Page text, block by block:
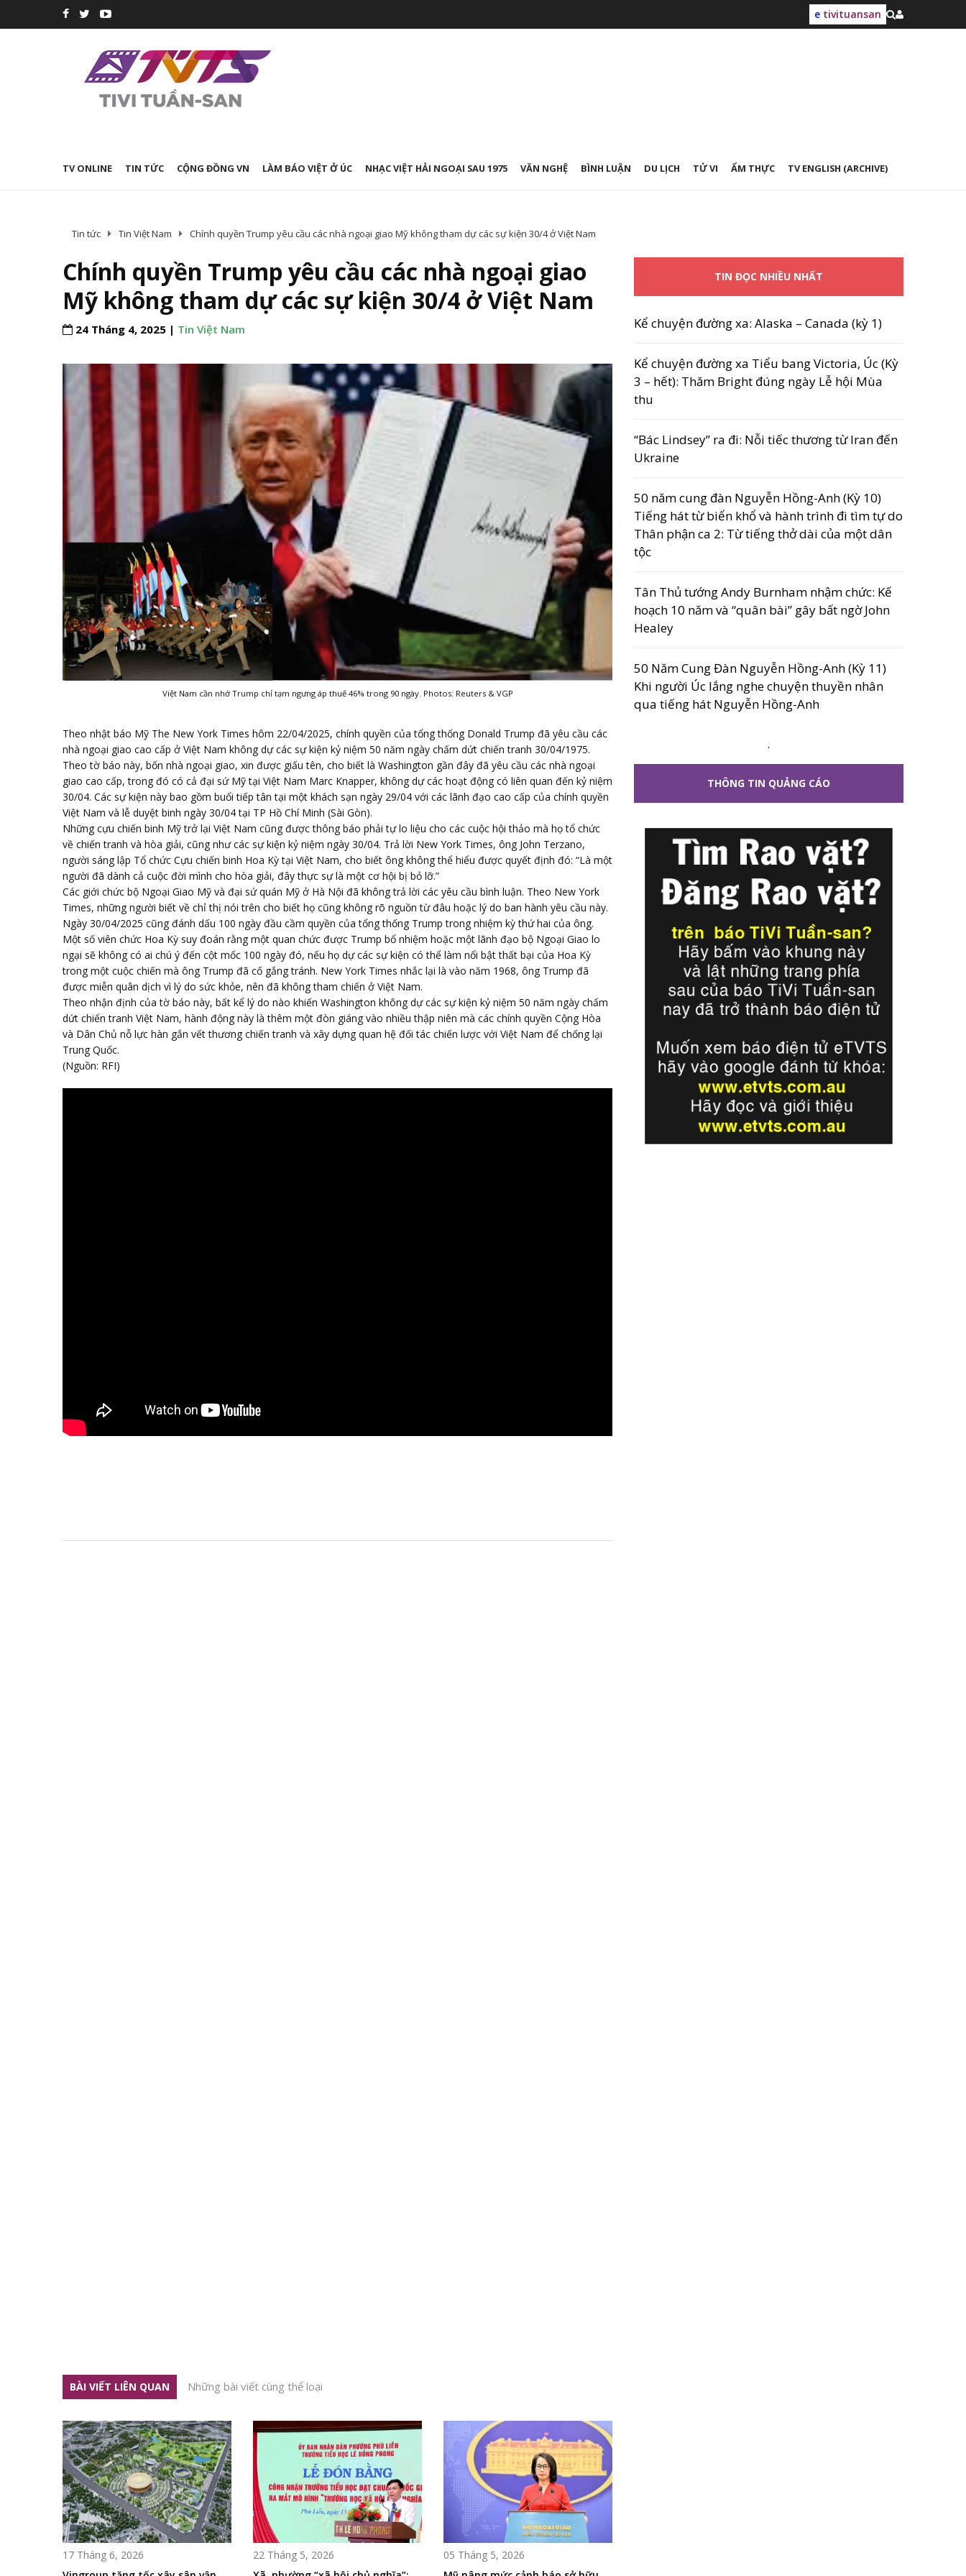
e tivituansan
TV ONLINE TIN TỨC CỘNG ĐỒNG VN LÀM BÁO VIỆT Ở ÚC NHẠC VIỆT HẢI NGOẠI SAU 1975 VĂN NGHỆ BÌNH LUẬN DU LỊCH TỬ VI ẨM THỰC TV ENGLISH (ARCHIVE)
Tin tức Tin Việt Nam Chính quyền Trump yêu cầu các nhà ngoại giao Mỹ không tham dự các sự kiện 30/4 ở Việt Nam
Chính quyền Trump yêu cầu các nhà ngoại giao
Mỹ không tham dự các sự kiện 30/4 ở Việt Nam
24 Tháng 4, 2025 | Tin Việt Nam
Việt Nam cần nhớ Trump chỉ tạm ngưng áp thuế 46% trong 90 ngày. Photos: Reuters & VGP
Theo nhật báo Mỹ The New York Times hôm 22/04/2025, chính quyền của tổng thống Donald Trump đã yêu cầu các
nhà ngoại giao cao cấp ở Việt Nam không dự các sự kiện kỷ niệm 50 năm ngày chấm dứt chiến tranh 30/04/1975.
Theo tờ báo này, bốn nhà ngoại giao, xin được giấu tên, cho biết là Washington gần đây đã yêu cầu các nhà ngoại
giao cao cấp, trong đó có cả đại sứ Mỹ tại Việt Nam Marc Knapper, không dự các hoạt động có liên quan đến kỷ niệm
30/04. Các sự kiện này bao gồm buổi tiếp tân tại một khách sạn ngày 29/04 với các lãnh đạo cao cấp của chính quyền
Việt Nam và lễ duyệt binh ngày 30/04 tại TP Hồ Chí Minh (Sài Gòn).
Những cựu chiến binh Mỹ trở lại Việt Nam cũng được thông báo phải tự lo liệu cho các cuộc hội thảo mà họ tổ chức
về chiến tranh và hòa giải, cũng như các sự kiện kỷ niệm ngày 30/04. Trả lời New York Times, ông John Terzano,
người sáng lập Tổ chức Cựu chiến binh Hoa Kỳ tại Việt Nam, cho biết ông không thể hiểu được quyết định đó: “Là một
người đã dành cả cuộc đời mình cho hòa giải, đây thực sự là một cơ hội bị bỏ lỡ.”
Các giới chức bộ Ngoại Giao Mỹ và đại sứ quán Mỹ ở Hà Nội đã không trả lời các yêu cầu bình luận. Theo New York
Times, những người biết về chỉ thị nói trên cho biết họ cũng không rõ nguồn từ đâu hoặc lý do ban hành yêu cầu này.
Ngày 30/04/2025 cũng đánh dấu 100 ngày đầu cầm quyền của tổng thống Trump trong nhiệm kỳ thứ hai của ông.
Một số viên chức Hoa Kỳ suy đoán rằng một quan chức được Trump bổ nhiệm hoặc một lãnh đạo bộ Ngoại Giao lo
ngại sẽ không có ai chú ý đến cột mốc 100 ngày đó, nếu họ dự các sự kiện có thể làm nổi bật thất bại của Hoa Kỳ
trong một cuộc chiến mà ông Trump đã cố gắng tránh. New York Times nhắc lại là vào năm 1968, ông Trump đã
được miễn quân dịch vì lý do sức khỏe, nên đã không tham chiến ở Việt Nam.
Theo nhận định của tờ báo này, bất kể lý do nào khiến Washington không dự các sự kiện kỷ niệm 50 năm ngày chấm
dứt chiến tranh Việt Nam, hành động này là thêm một đòn giáng vào nhiều thập niên mà các chính quyền Cộng Hòa
và Dân Chủ nỗ lực hàn gắn vết thương chiến tranh và xây dựng quan hệ đối tác chiến lược với Việt Nam để chống lại
Trung Quốc.
(Nguồn: RFI)
BÀI VIẾT LIÊN QUAN Những bài viết cùng thể loại
17 Tháng 6, 2026
22 Tháng 5, 2026
05 Tháng 5, 2026
TIN ĐỌC NHIỀU NHẤT
Kể chuyện đường xa: Alaska – Canada (kỳ 1)
Kể chuyện đường xa Tiểu bang Victoria, Úc (Kỳ
3 – hết): Thăm Bright đúng ngày Lễ hội Mùa
thu
“Bác Lindsey” ra đi: Nỗi tiếc thương từ Iran đến
Ukraine
50 năm cung đàn Nguyễn Hồng-Anh (Kỳ 10)
Tiếng hát từ biển khổ và hành trình đi tìm tự do
Thân phận ca 2: Từ tiếng thở dài của một dân
tộc
Tân Thủ tướng Andy Burnham nhậm chức: Kế
hoạch 10 năm và “quân bài” gây bất ngờ John
Healey
50 Năm Cung Đàn Nguyễn Hồng-Anh (Kỳ 11)
Khi người Úc lắng nghe chuyện thuyền nhân
qua tiếng hát Nguyễn Hồng-Anh
.
THÔNG TIN QUẢNG CÁO